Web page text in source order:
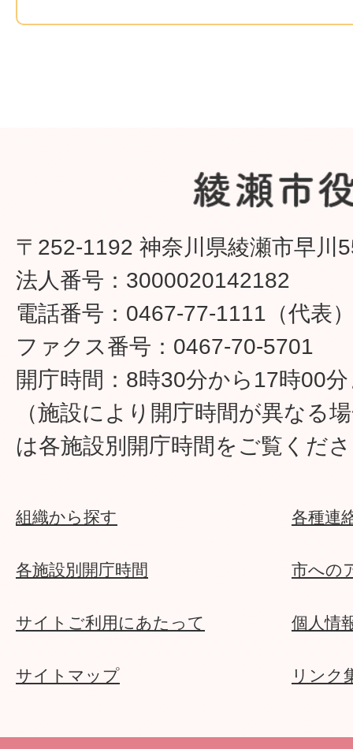
〒252-1192 神奈川県綾瀬市早川
法人番号：3000020142182
電話番号：0467-77-1111（代表
ファクス番号：0467-70-5701
開庁時間：8時30分から17時00
（施設により開庁時間が異なる
は各施設別開庁時間をご覧くだ
組織から探す 各種連
各施設別開庁時間 市への
サイトご利用にあたって 個人情
サイトマップ リンク